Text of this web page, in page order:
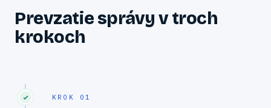
Prevzatie správy v troch
krokoch
KROK 01